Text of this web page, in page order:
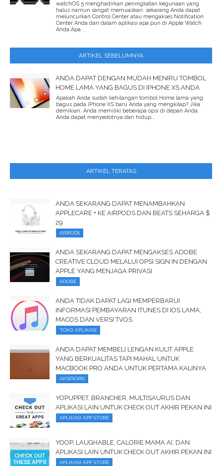
watchOS 5 menghadirkan peningkatan kegunaan yang
halus namun sangat memuaskan: sekarang Anda dapat
meluncurkan Control Center atau mengakses Notification
Center Anda dari dalam aplikasi apa pun di Apple Watch
Anda.Apa...
ARTIKEL SEBELUMNYA
ANDA DAPAT DENGAN MUDAH MENIRU TOMBOL
HOME LAMA YANG BAGUS DI IPHONE XS ANDA
Apakah Anda sudah kehilangan tombol Home lama yang
bagus pada iPhone XS baru Anda yang mengkilap? Jika
demikian, Anda memiliki beberapa opsi di depan Anda.
Anda dapat menyedotnya dan hidup...
ARTIKEL TERATAS
ANDA SEKARANG DAPAT MENAMBAHKAN
APPLECARE + KE AIRPODS DAN BEATS SEHARGA $
29
AIRPODS
ANDA SEKARANG DAPAT MENGAKSES ADOBE
CREATIVE CLOUD MELALUI OPSI SIGN IN DENGAN
APPLE YANG MENJAGA PRIVASI
ADOBE
ANDA TIDAK DAPAT LAGI MEMPERBARUI
INFORMASI PEMBAYARAN ITUNES DI IOS LAMA,
MACOS DAN VERSI TVOS
TOKO APLIKASI
ANDA DAPAT MEMBELI LENGAN KULIT APPLE
YANG BERKUALITAS TAPI MAHAL UNTUK
MACBOOK PRO ANDA UNTUK PERTAMA KALINYA
AKSESORIS
YOPUPPET, BRANCHER, MULTISAURUS DAN
APLIKASI LAIN UNTUK CHECK OUT AKHIR PEKAN INI
APLIKASI APP STORE
YOOP, LAUGHABLE, CALORIE MAMA AI, DAN
APLIKASI LAIN UNTUK CHECK OUT AKHIR PEKAN INI
APLIKASI APP STORE